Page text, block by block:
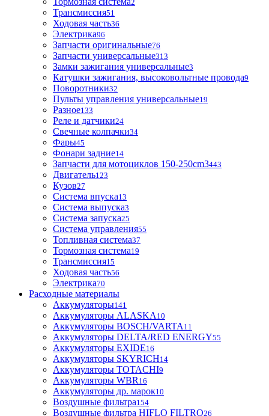
2
Трансмиссия51
Ходовая часть36
Электрика96
Запчасти оригинальные76
Запчасти универсальные313
Замки зажигания универсальные3
Катушки зажигания, высоковольтные провода9
Поворотники32
Пульты управления универсальные19
Разное133
Реле и датчики24
Свечные колпачки34
Фары45
Фонари задние14
Запчасти для мотоциклов 150-250cm3443
Двигатель123
Кузов27
Система впуска13
Система выпуска3
Система запуска25
Система управления55
Топливная система37
Тормозная система19
Трансмиссия15
Ходовая часть56
Электрика70
Расходные материалы
Аккумуляторы141
Аккумуляторы ALASKA 10
Аккумуляторы BOSCH/VARTA 11
Аккумуляторы DELTA/RED ENERGY55
Аккумуляторы EXIDE16
Аккумуляторы SKYRICH14
Аккумуляторы TOTACHI9
Аккумуляторы WBR 16
Аккумуляторы др. марок10
Воздушные фильтра154
Воздушные фильтра HIFLO FILTRO26